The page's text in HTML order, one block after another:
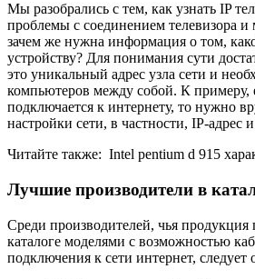
Мы разобрались с тем, как узнать IP
проблемы с соединением телевизора и
зачем же нужна информация о том,
устройству? Для понимания сути
это уникальный адрес узла сети и
компьютеров между собой. К примеру,
подключается к интернету, то нужно
настройки сети, в частности, IP-адрес
Читайте также: Intel pentium d 915
Лучшие производители в
Среди производителей, чья продукция
каталоге моделями с возможностью
подключения к сети интернет, следует